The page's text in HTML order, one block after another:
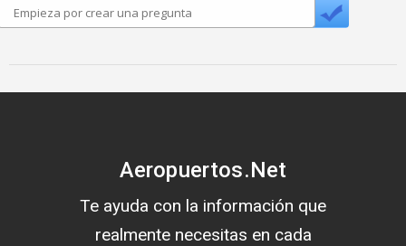
Aeropuertos.Net
Te ayuda con la información que
realmente necesitas en cada